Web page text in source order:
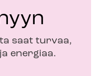
saat turvaa,
energiaa.